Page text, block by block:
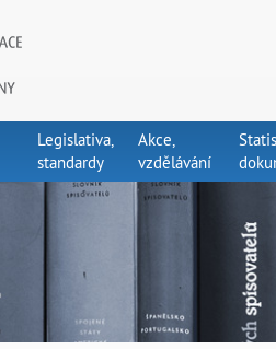
Legislativa,
standardy
Akce,
vzdělávání